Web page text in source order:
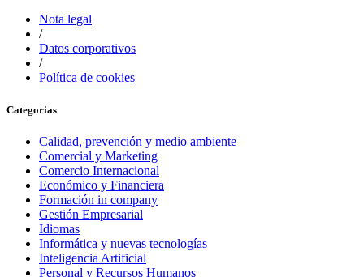
Nota legal
/
Datos corporativos
/
Política de cookies
Categorias
Calidad, prevención y medio ambiente
Comercial y Marketing
Comercio Internacional
Económico y Financiera
Formación in company
Gestión Empresarial
Idiomas
Informática y nuevas tecnologías
Inteligencia Artificial
Personal y Recursos Humanos